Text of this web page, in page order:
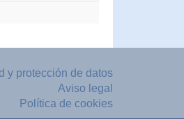
y protección de datos
Aviso legal
Política de cookies